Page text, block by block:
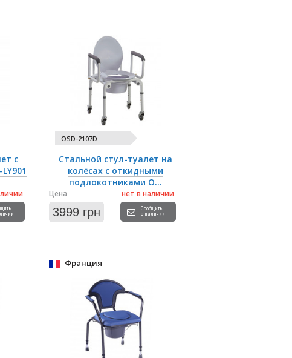
с
OSD-2107D
Стальной стул-туалет на
колёсах с откидными
подлокотниками O...
нет в наличии
Сообщить
о наличии
Цена
3999 грн
Франция